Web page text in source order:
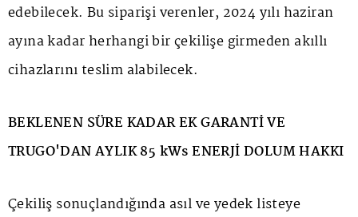
edebilecek. Bu siparişi verenler, 2024 yılı haziran
ayına kadar herhangi bir çekilişe girmeden akıllı
cihazlarını teslim alabilecek.
BEKLENEN SÜRE KADAR EK GARANTİ VE
TRUGO'DAN AYLIK 85 kWs ENERJİ DOLUM HAKKI
Çekiliş sonuçlandığında asıl ve yedek listeye